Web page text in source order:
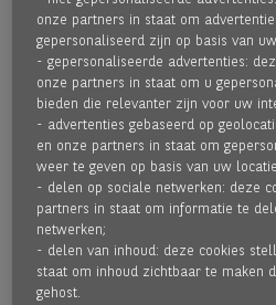
entiteit centraal het eigendom
die door de verschillende
gerealiseerd. Het factoring
operationeel opgevolgd in één
alleen te maken met een
Factor in het land waar alles in
VOOR WIE IS CROSS-
OPLOSSING?
onze partners in staat om
gepersonaliseerd zijn op basis van
- gepersonaliseerde advertenties:
onze partners in staat om u
bieden die relevanter zijn voor uw
- advertenties gebaseerd op
en onze partners in staat om
weer te geven op basis van uw
- delen op sociale netwerken: deze
partners in staat om informatie te
netwerken;
- delen van inhoud: deze cookies
staat om inhoud zichtbaar te maken
gehost.